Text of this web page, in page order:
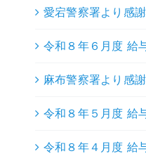
愛宕警察署より感
令和８年６月度 給
麻布警察署より感
令和８年５月度 給
令和８年４月度 給